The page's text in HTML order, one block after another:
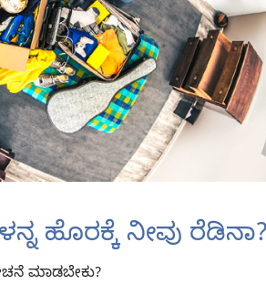
ಹೊರಕ್ಕೆ ನೀವು
ಮಾಡಬೇಕು?